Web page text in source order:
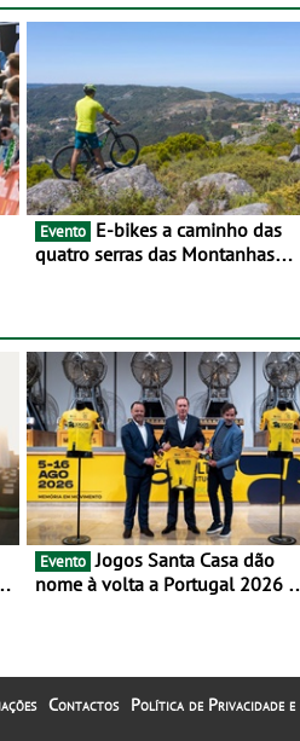
Evento
quatro serras das Montanhas
Evento Jogos Santa Casa dão
nome à volta a Portugal 2026 e
estrada entre 5 e 16 de agosto
Contactos Política de Privacidade e